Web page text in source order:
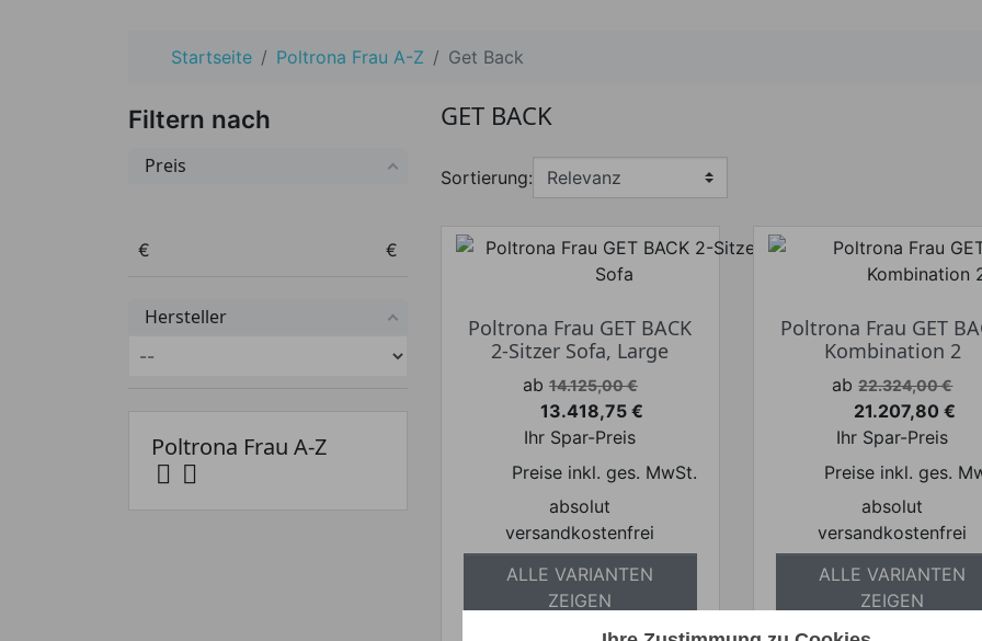
Startseite Poltrona Frau A-Z Get Back
Filtern nach
Preis
Preis von
€ Preis bis
€
Hersteller
Poltrona Frau A-Z
 
GET BACK
Sortierung:
Poltrona Frau GET BACK
2-Sitzer Sofa, Large
Verkaufspreis
ab 14.125,00 €
Preis
13.418,75 €
Ihr Spar-Preis
Preise inkl. ges. MwSt.
absolut
versandkostenfrei
ALLE VARIANTEN
ZEIGEN
Poltrona Frau GET
Kombination 2
Verkaufspreis
ab 22.324,00 €
Preis
21.207,80 €
Ihr Spar-Preis
Preise inkl. ges.
absolut
versandkostenfrei
ALLE VARIANTEN
ZEIGEN